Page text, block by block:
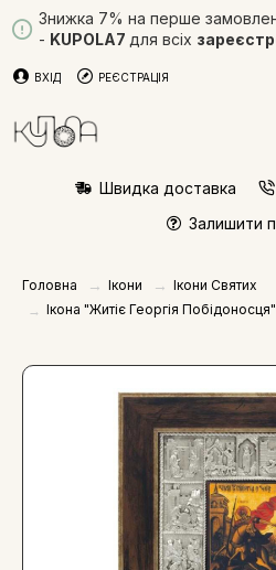
Знижка 7% на перше
- KUPOLA7 для всіх
ВХІД РЕЄСТРАЦІЯ
Швидка доставка
Залишити
Головна Ікони
Ікони Святих
Ікона "Житіє Георгія